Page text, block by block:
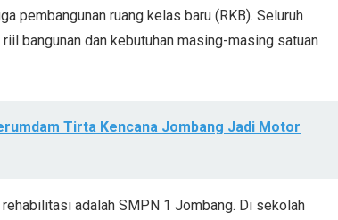
pembangunan ruang kelas baru (RKB). Seluruh
bangunan dan kebutuhan masing-masing satuan
Tirta Kencana Jombang Jadi Motor
adalah SMPN 1 Jombang. Di sekolah